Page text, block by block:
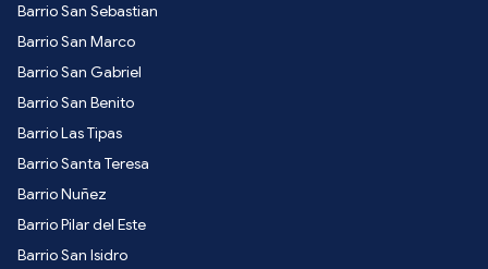
Barrio San Sebastian
Barrio San Marco
Barrio San Gabriel
Barrio San Benito
Barrio Las Tipas
Barrio Santa Teresa
Barrio Nuñez
Barrio Pilar del Este
Barrio San Isidro